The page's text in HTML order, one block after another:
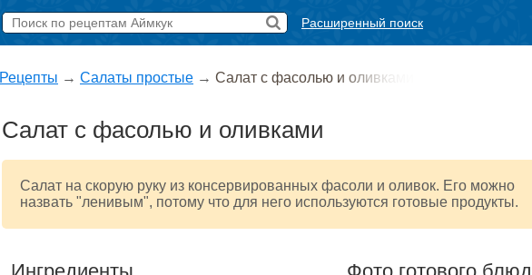
Расширенный поиск
Рецепты → Салаты простые → Салат с фасолью и оливками
Салат с фасолью и оливками
Салат на скорую руку из консервированных фасоли и оливок. Его можно
назвать "ленивым", потому что для него используются готовые продукты.